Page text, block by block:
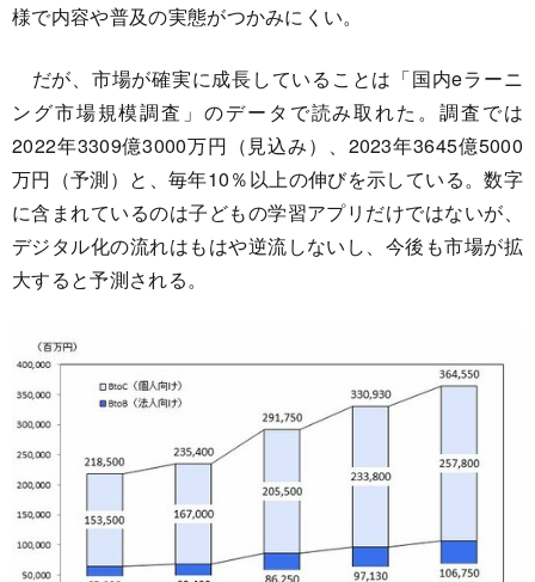
様で内容や普及の実態がつかみにくい。
だが、市場が確実に成長していることは「国内eラーニ
ング市場規模調査」のデータで読み取れた。調査では
2022年3309億3000万円（見込み）、2023年3645億5000
万円（予測）と、毎年10％以上の伸びを示している。数字
に含まれているのは子どもの学習アプリだけではないが、
デジタル化の流れはもはや逆流しないし、今後も市場が拡
大すると予測される。